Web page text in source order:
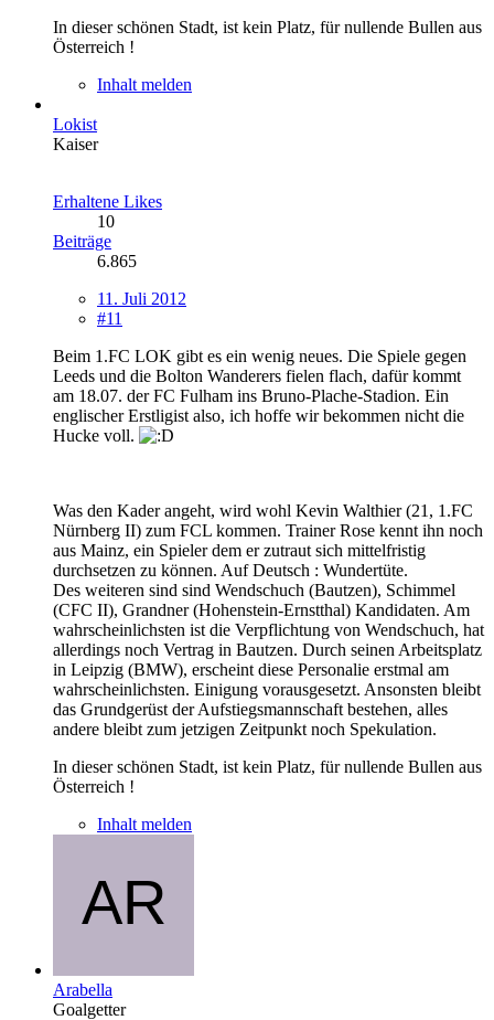
In dieser schönen Stadt, ist kein Platz, für nullende Bullen aus
Österreich !
Inhalt melden
Lokist
Kaiser
Erhaltene Likes
10
Beiträge
6.865
11. Juli 2012
#11
Beim 1.FC LOK gibt es ein wenig neues. Die Spiele gegen
Leeds und die Bolton Wanderers fielen flach, dafür kommt
am 18.07. der FC Fulham ins Bruno-Plache-Stadion. Ein
englischer Erstligist also, ich hoffe wir bekommen nicht die
Hucke voll.
Was den Kader angeht, wird wohl Kevin Walthier (21, 1.FC
Nürnberg II) zum FCL kommen. Trainer Rose kennt ihn noch
aus Mainz, ein Spieler dem er zutraut sich mittelfristig
durchsetzen zu können. Auf Deutsch : Wundertüte.
Des weiteren sind sind Wendschuch (Bautzen), Schimmel
(CFC II), Grandner (Hohenstein-Ernstthal) Kandidaten. Am
wahrscheinlichsten ist die Verpflichtung von Wendschuch, hat
allerdings noch Vertrag in Bautzen. Durch seinen Arbeitsplatz
in Leipzig (BMW), erscheint diese Personalie erstmal am
wahrscheinlichsten. Einigung vorausgesetzt. Ansonsten bleibt
das Grundgerüst der Aufstiegsmannschaft bestehen, alles
andere bleibt zum jetzigen Zeitpunkt noch Spekulation.
In dieser schönen Stadt, ist kein Platz, für nullende Bullen aus
Österreich !
Inhalt melden
Arabella
Goalgetter